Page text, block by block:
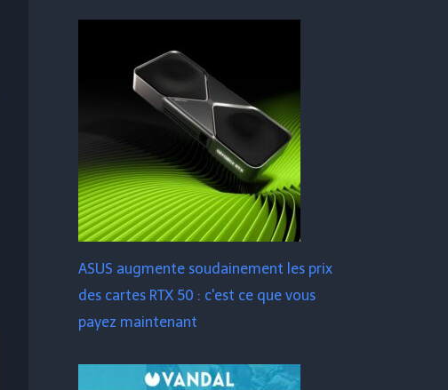
ASUS augmente soudainement les prix
des cartes RTX 50 : c'est ce que vous
payez maintenant